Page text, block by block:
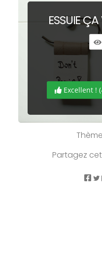
ESSUIE ÇA
Excellent ! (
Partagez